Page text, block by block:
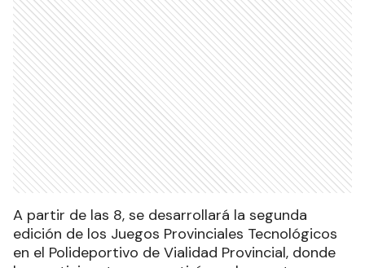
A partir de las 8, se desarrollará la segunda
edición de los Juegos Provinciales Tecnológicos
en el Polideportivo de Vialidad Provincial, donde